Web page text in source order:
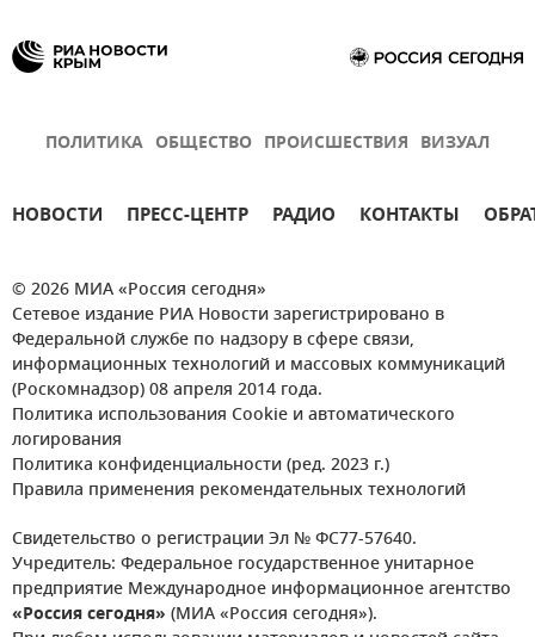
ПОЛИТИКА ОБЩЕСТВО ПРОИСШЕСТВИЯ ВИЗУАЛ
НОВОСТИ ПРЕСС-ЦЕНТР РАДИО КОНТАКТЫ
© 2026 МИА «Россия сегодня»
Сетевое издание РИА Новости зарегистрировано в
Федеральной службе по надзору в сфере связи,
информационных технологий и массовых коммуникаций
(Роскомнадзор) 08 апреля 2014 года.
Политика использования Cookie и автоматического
логирования
Политика конфиденциальности (ред. 2023 г.)
Правила применения рекомендательных технологий
Свидетельство о регистрации Эл № ФС77-57640.
Учредитель: Федеральное государственное унитарное
предприятие Международное информационное агентство
«Россия сегодня» (МИА «Россия сегодня»).